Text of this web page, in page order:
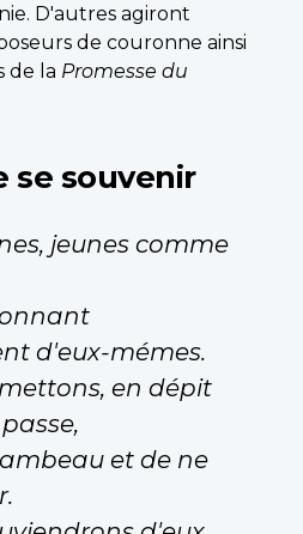
D'autres agiront
de couronne ainsi
de la Promesse du
se souvenir
jeunes comme
d'eux-mémes.
en dépit
et de ne